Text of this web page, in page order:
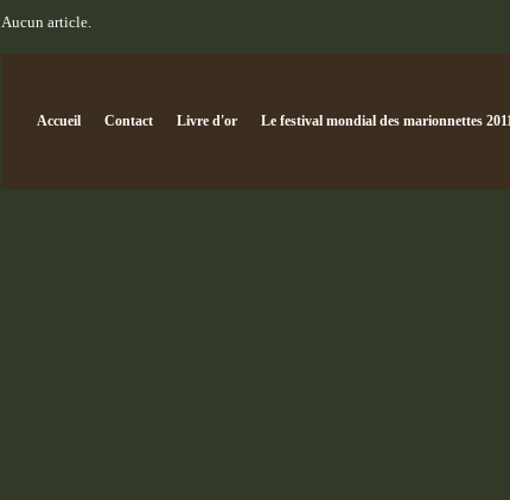
Aucun article.
Accueil Contact Livre d'or Le festival mondial des marionnettes